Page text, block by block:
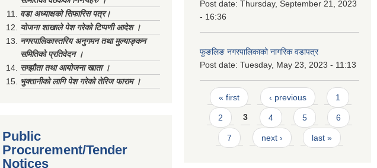
वडा अध्याक्षको सिफारिस पत्र।
योजना शाखाले पेश गरेको टिप्पणी आदेश ।
नगरपालिकास्तरिय अनुगमन तथा मुल्याङ्कन
समितिको प्रतिवेदन ।
सम्झौता तथा आयोजना खाता ।
भुक्तानीको लागि पेश गरेको तेरिज फाराम ।
Public
Procurement/Tender
Notices
Post date: Thursday, September 21, 2023
- 16:36
फुङलिङ नगरपालिकाको नागरिक वडापत्र
Post date: Tuesday, May 23, 2023 - 11:13
Pages
« first ‹ previous 1
2 3 4 5 6
7 next › last »